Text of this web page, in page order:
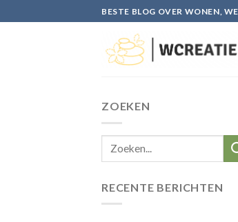
to
BESTE BLOG OVER WONEN,
ZOEKEN
RECENTE BERICHTEN